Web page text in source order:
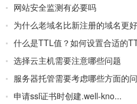
网站安全监测有必要吗
为什么老域名比新注册的域名更好
什么是TTL值？如何设置合适的
选择云主机需要注意哪些问题
服务器托管需要考虑哪些方面的
申请ssl证书时创建.well-kno...